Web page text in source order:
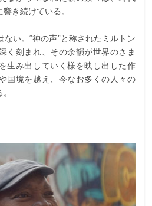
き続けている。
い。“神の声”と称されたミルトン
く刻まれ、その余韻が世界のさま
生み出していく様を映し出した作
国境を越え、今なお多くの人々の